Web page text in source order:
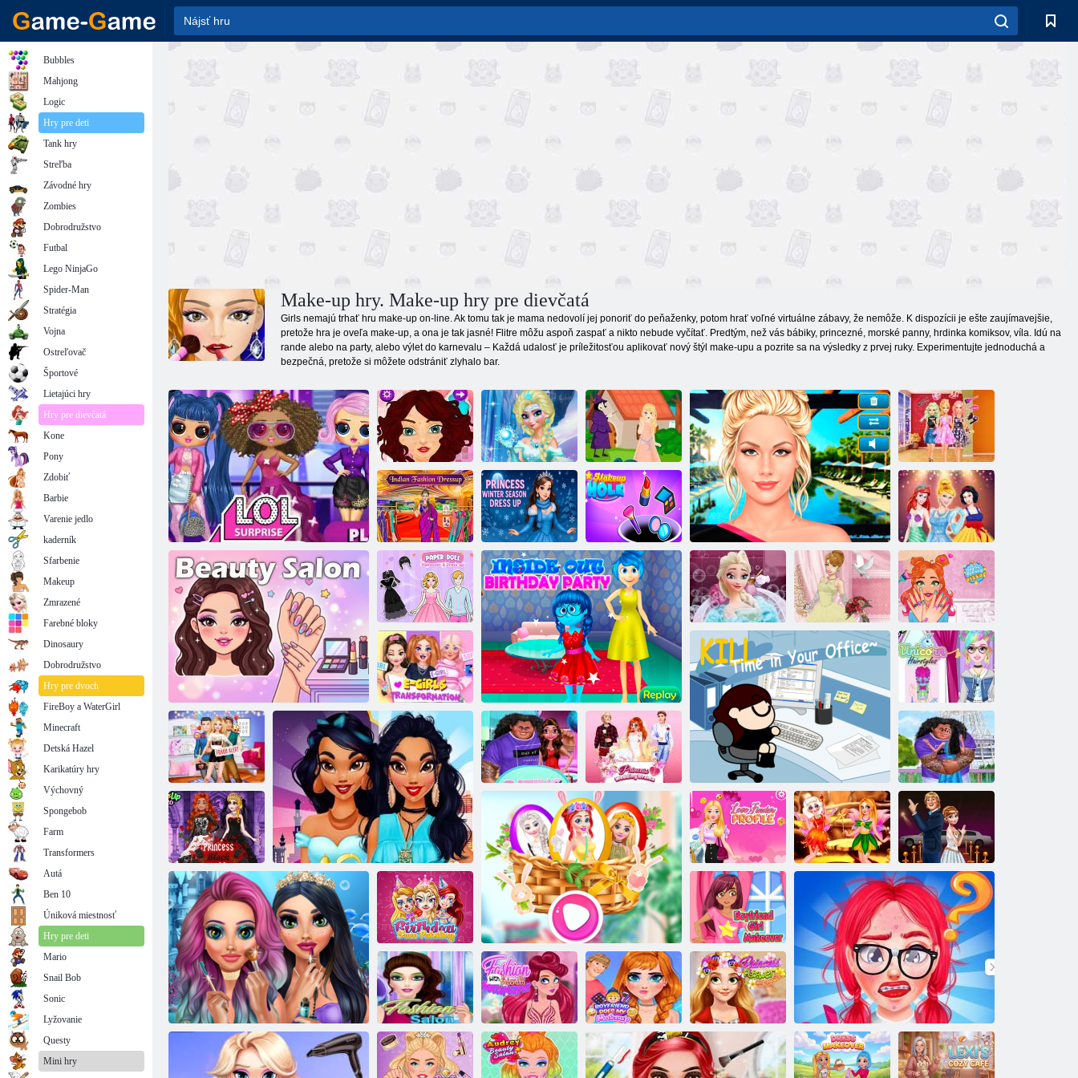
Make-up hry. Make-up hry pre dievčatá
Girls nemajú trhať hru make-up on-line. Ak tomu tak je mama nedovolí jej ponoriť do peňaženky, potom hrať voľné virtuálne zábavy, že nemôže. K dispozícii je ešte zaujímavejšie,
pretože hra je oveľa make-up, a ona je tak jasné! Flitre môžu aspoň zaspať a nikto nebude vyčítať. Predtým, než vás bábiky, princezné, morské panny, hrdinka komiksov, víla. Idú na
rande alebo na party, alebo výlet do karnevalu – Každá udalosť je príležitosťou aplikovať nový štýl make-upu a pozrite sa na výsledky z prvej ruky. Experimentujte jednoduchá a
bezpečná, pretože si môžete odstrániť zlyhalo bar.
Lol: Neočakávané milénia
Design účesu
Make-up pre
Elsa
Kliatba
Tento make-up
Ellie sa so mnou
pripravte 2
Indická móda a
štýl oblečenia
Obliekanie
princeznej na
zimné obdobie
Salón krásy
Otvor na
kozmetiku
Vytvorte si
vlastnú
princeznú
Transformácia a
obliekanie
papierových
bábik
Puzzle: Narodeniny
Bath Beauty
Elsa
Svadobná Lily 2
Jesseho
kozmetický
salón
Zabiť čas v kancelárii
Transformácia
dievčat
Unicorn účesy
Allyho hrozba
pre priateľa
Od princeznej k mocnej osobe
Párty
Princezná
svadobné dráma
Valentínske
bozky
Princezná čierne
svadobné šaty
Vyhľadajte svoj
obľúbený profil
Rozprávková
víla
Slávnostné
hviezdy
Farbenie tváre
pre deň
narodenia
Make-up pre
ženy
Móda s
priateľmi
Ten chlap mi
Kvetinová
korunka pre
Bubbles
Mahjong
Logic
Hry pre deti
Tank hry
Streľba
Závodné hry
Zombies
Dobrodružstvo
Futbal
Lego NinjaGo
Spider-Man
Stratégia
Vojna
Ostreľovač
Športové
Lietajúci hry
Hry pre dievčatá
Kone
Pony
Zdobiť
Barbie
Varenie jedlo
kaderník
Sfarbenie
Makeup
Zmrazené
Farebné bloky
Dinosaury
Dobrodružstvo
Hry pre dvoch
FireBoy a WaterGirl
Minecraft
Detská Hazel
Karikatúry hry
Výchovný
Spongebob
Farm
Transformers
Autá
Ben 10
Úniková miestnosť
Hry pre deti
Mario
Snail Bob
Sonic
Lyžovanie
Questy
Mini hry